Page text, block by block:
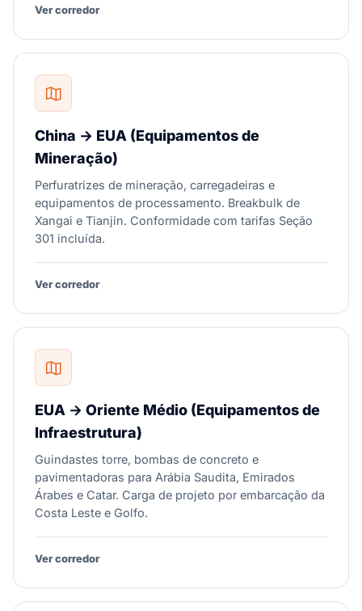
Ver corredor
China → EUA (Equipamentos de
Mineração)
Perfuratrizes de mineração, carregadeiras e
equipamentos de processamento. Breakbulk de
Xangai e Tianjin. Conformidade com tarifas Seção
301 incluída.
Ver corredor
EUA → Oriente Médio (Equipamentos de
Infraestrutura)
Guindastes torre, bombas de concreto e
pavimentadoras para Arábia Saudita, Emirados
Árabes e Catar. Carga de projeto por embarcação da
Costa Leste e Golfo.
Ver corredor